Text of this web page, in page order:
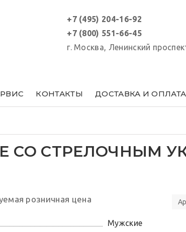
+7 (495) 204-16-92
+7 (800) 551-66-45
г. Москва, Ленинский
КОНТАКТЫ ДОСТАВКА И ОПЛАТА
СО СТРЕЛОЧНЫМ
розничная цена
Мужские